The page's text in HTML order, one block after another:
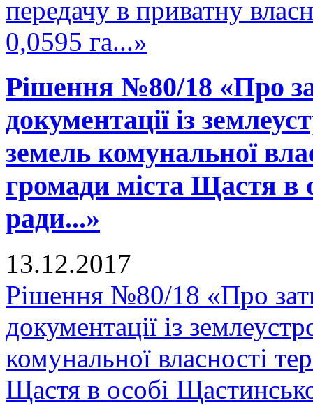
передачу в приватну
0,0595 га...»
Рішення №80/18 «Про
документації із
земель комунальної
громади міста Щастя в
ради...»
13.12.2017
Рішення №80/18 «Про
документації із
комунальної власності
Щастя в особі